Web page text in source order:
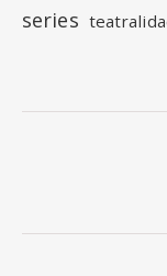
series